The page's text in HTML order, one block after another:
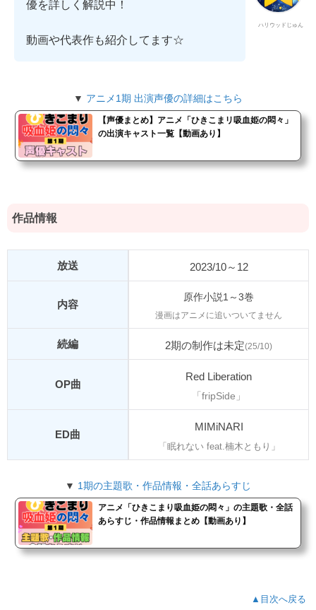
ハリウッドじゅん
優を詳しく解説中！
動画や代表作も紹介してます☆
▼ アニメ1期 出演声優の詳細はこちら
【声優まとめ】アニメ「ひきこまリ吸血姫の悶々」
の出演キャスト一覧【動画あり】
作品情報
放送 2023/10～12
内容
原作小説1～3巻
漫画はアニメに追いついてません
続編 2期の制作は未定(25/10)
OP曲
Red Liberation
「fripSide」
ED曲
MIMiNARI
「眠れない feat.楠木ともり」
▼ 1期の主題歌・作品情報・全話あらすじ
アニメ「ひきこまり吸血姫の悶々」の主題歌・全話
あらすじ・作品情報まとめ【動画あり】
▲目次へ戻る